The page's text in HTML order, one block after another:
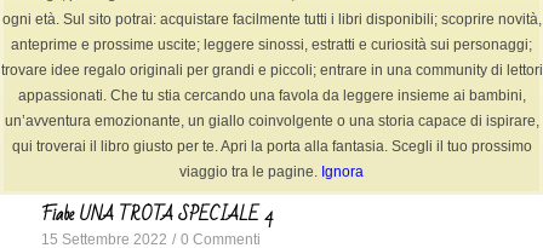
ogni età. Sul sito potrai: acquistare facilmente tutti i libri disponibili; scoprire novità,
anteprime e prossime uscite; leggere sinossi, estratti e curiosità sui personaggi;
trovare idee regalo originali per grandi e piccoli; entrare in una community di lettori
appassionati. Che tu stia cercando una favola da leggere insieme ai bambini,
un’avventura emozionante, un giallo coinvolgente o una storia capace di ispirare,
qui troverai il libro giusto per te. Apri la porta alla fantasia. Scegli il tuo prossimo
viaggio tra le pagine. Ignora
Articoli
Racconto – VIOLENZA Subdola
23 Settembre 2022 / 0 Commenti
Era domenica, ed un gruppo di ragazze, decidono di trascorre…
Fiabe UNA TROTA SPECIALE 4
15 Settembre 2022 / 0 Commenti